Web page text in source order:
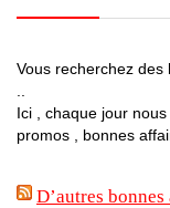
Vous recherchez
Ici , chaque jour
promos , bonnes
D’autres